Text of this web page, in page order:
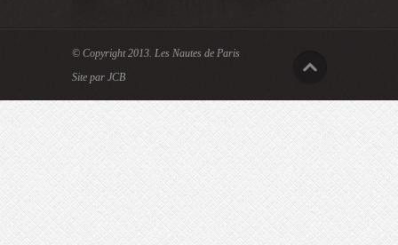
© Copyright 2013. Les Nautes de Paris
Site par JCB